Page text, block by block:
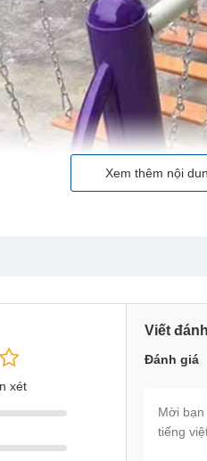
lắp cho khách hàng ở HN: thú
Xem thêm nội
xét
Viết
Đánh giá